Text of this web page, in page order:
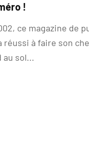
!
ce magazine de
réussi à faire son
au sol...